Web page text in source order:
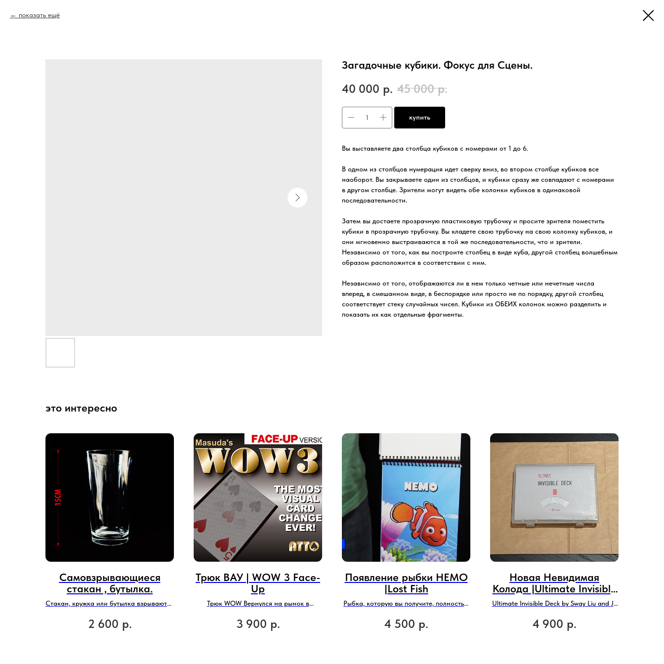
показать ещё
Загадочные кубики. Фокус для Сцены.
40 000 р. 45 000 р.
купить
Вы выставляете два столбца кубиков с номерами от 1 до 6.
В одном из столбцов нумерация идет сверху вниз, во втором столбце кубиков все
наоборот. Вы закрываете один из столбцов, и кубики сразу же совпадают с номерами
в другом столбце. Зрители могут видеть обе колонки кубиков в одинаковой
последовательности.
Затем вы достаете прозрачную пластиковую трубочку и просите зрителя поместить
кубики в прозрачную трубочку. Вы кладете свою трубочку на свою колонку кубиков, и
они мгновенно выстраиваются в той же последовательности, что и зрители.
Независимо от того, как вы построите столбец в виде куба, другой столбец волшебным
образом расположится в соответствии с ним.
Независимо от того, отображаются ли в нем только четные или нечетные числа
вперед, в смешанном виде, в беспорядке или просто не по порядку, другой столбец
соответствует стеку случайных чисел. Кубики из ОБЕИХ колонок можно разделить и
показать их как отдельные фрагменты.
это интересно
Самовзрывающиеся
стакан , бутылка.
Стакан, кружка или бутылка взрываются
2 600 р.
Трюк ВАУ | WOW 3 Face-
Up
Трюк WOW Вернулся на рынок в
3 900 р.
Появление рыбки НЕМО
|Lost Fish
Рыбка, которую вы получите, полностью
4 500 р.
Новая Невидимая
Колода |Ultimate Invisible
Deck
Ultimate Invisible Deck by Sway Liu and JT
4 900 р.